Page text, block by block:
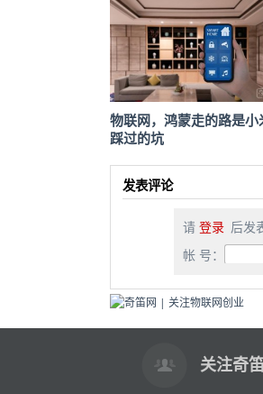
物联网，鸿蒙走的路是小
踩过的坑
发表评论
请 登录 后发
帐 号：
关注奇